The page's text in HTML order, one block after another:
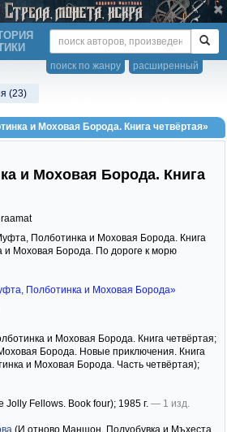
расширенный
поиск по жанру
(23)
и Моховая Борода. Книга четвёртая»
и Моховая Борода. Книга
Полботинка и Моховая Борода. Книга
и Моховая Борода. По дороге к морю
Полботинка и Моховая Борода»
и Моховая Борода. Книга четвёртая;
Борода. Новые приключения. Книга
и Моховая Борода. Часть четвёртая);
Jolly Fellows. Book four); 1985 г. — 1 изд.
(И отново Маншон, Полуобувка и Мъхеста